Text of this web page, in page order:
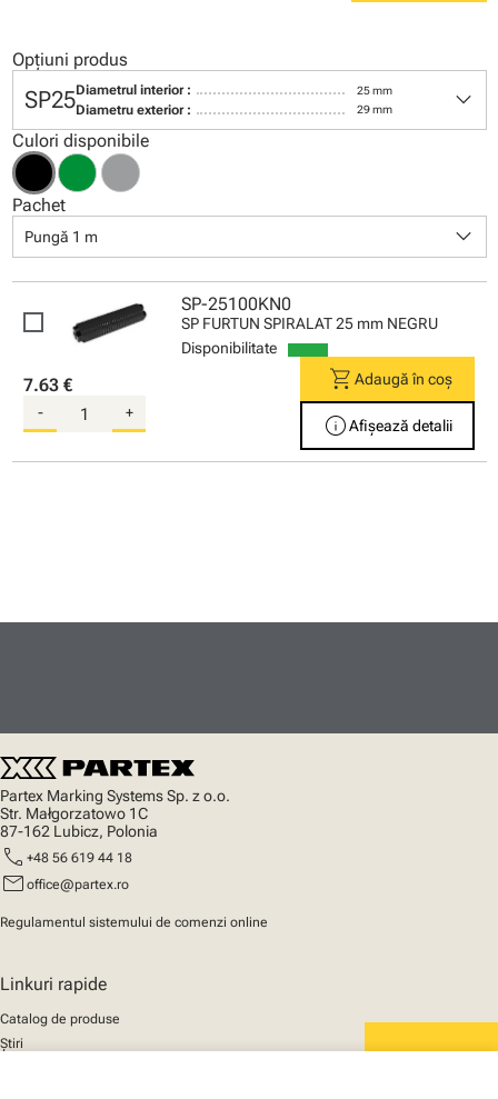
Opțiuni produs
SP25Diametrul interior : 25 mm
Diametru exterior : 29 mm keyboard_arrow_down
Culori disponibile
Pachet
Pungă 1 m keyboard_arrow_down
SP-25100KN0
SP FURTUN SPIRALAT 25 mm NEGRU
Disponibilitate
7.63 €
- +
shopping_cartAdaugă în coș
infoAfișează detalii
Partex Marking Systems Sp. z o.o.
Str. Małgorzatowo 1C
87-162 Lubicz, Polonia
call +48 56 619 44 18
mail office@partex.ro
Regulamentul sistemului de comenzi online
Linkuri rapide
Catalog de produse
Știri